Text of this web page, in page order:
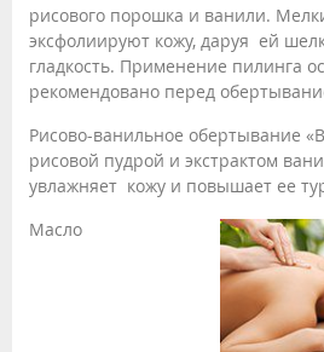
рисового порошка и ванили.
эксфолиируют кожу, даруя ей
гладкость. Применение пилинга
рекомендовано перед
Рисово-ванильное обертывание
рисовой пудрой и экстрактом
увлажняет кожу и повышает ее
Масло